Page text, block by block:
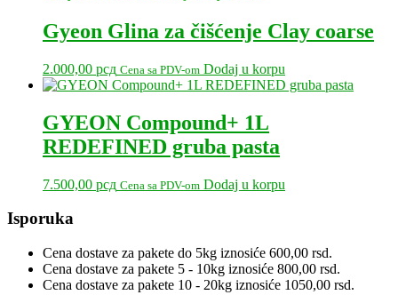
Gyeon Glina za čišćenje Clay coarse
2.000,00 рсд Cena sa PDV-om Dodaj u korpu
GYEON Compound+ 1L
REDEFINED gruba pasta
7.500,00 рсд Cena sa PDV-om Dodaj u korpu
Primary
Sidebar
Isporuka
Cena dostave za pakete do 5kg iznosiće 600,00 rsd.
Cena dostave za pakete 5 - 10kg iznosiće 800,00 rsd.
Cena dostave za pakete 10 - 20kg iznosiće 1050,00 rsd.